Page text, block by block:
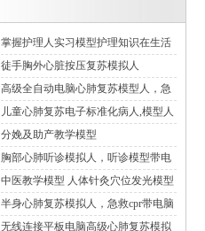
掌握护理人实习模型护理知识在生活
中的重要性
徒手胸外心脏按压复苏模拟人
高级全自动电脑心肺复苏模型人，急
救心肺复苏模拟人
儿童心肺复苏电子标准化病人,模型人
分娩及助产教学模型
胸部心肺听诊模拟人，听诊模型带电
脑遥控
中医教学模型 人体针灸穴位发光模型
半身心肺复苏模拟人，急救cpr带电脑
打印功能模型
无线连接平板电脑高级心肺复苏模拟